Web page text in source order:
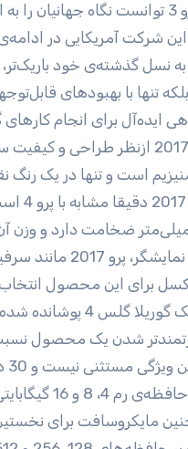
مایکروسافت با سرفیس پرو 3
پرو 2017 نسبت به نسل گذشته‌ی
دستگاهی ایده‌آل برای انجام
مایکروسافت سرفیس پرو
آلیاژ منیزیم است و تنها
1824 × 2736 پیکسل برای
تبلت با لایه‌ی
شدن یک محصول
مایکروسافت برای